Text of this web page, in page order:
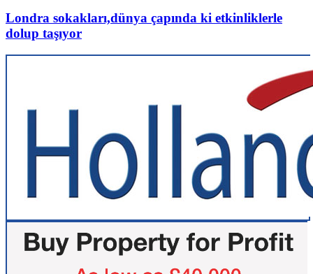
Londra sokakları,dünya çapında ki etkinliklerle
dolup taşıyor